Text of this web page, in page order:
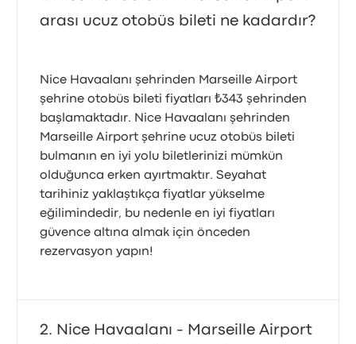
arası ucuz otobüs bileti ne kadardır?
Nice Havaalanı şehrinden Marseille Airport
şehrine otobüs bileti fiyatları ₺343 şehrinden
başlamaktadır. Nice Havaalanı şehrinden
Marseille Airport şehrine ucuz otobüs bileti
bulmanın en iyi yolu biletlerinizi mümkün
olduğunca erken ayırtmaktır. Seyahat
tarihiniz yaklaştıkça fiyatlar yükselme
eğilimindedir, bu nedenle en iyi fiyatları
güvence altına almak için önceden
rezervasyon yapın!
Nice Havaalanı - Marseille Airport